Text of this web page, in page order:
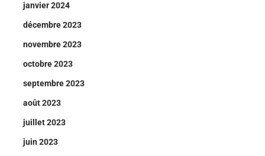
janvier 2024
décembre 2023
novembre 2023
octobre 2023
septembre 2023
août 2023
juillet 2023
juin 2023